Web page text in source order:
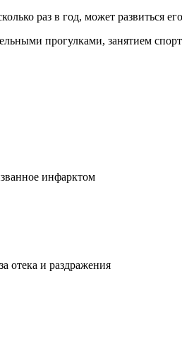
раз в год, может развиться
прогулками, занятием
инфарктом
отека и раздражения